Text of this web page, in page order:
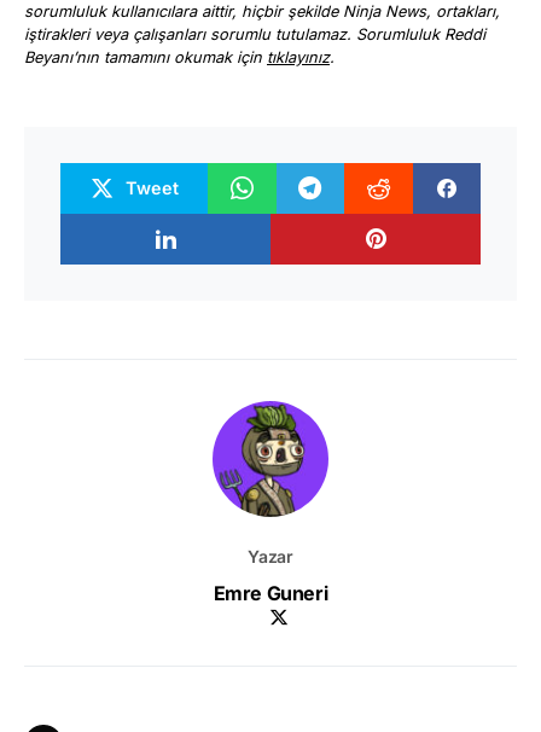
sorumluluk kullanıcılara aittir, hiçbir şekilde Ninja News, ortakları,
iştirakleri veya çalışanları sorumlu tutulamaz. Sorumluluk Reddi
Beyanı’nın tamamını okumak için tıklayınız.
Tweet
Yazar
Emre Guneri